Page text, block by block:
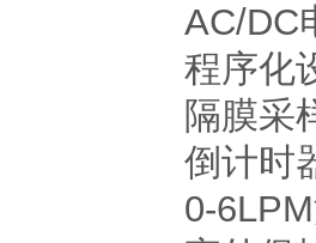
AC/DC
程序化
隔膜采
倒计时
0-